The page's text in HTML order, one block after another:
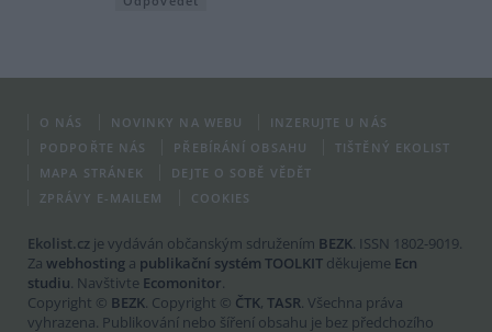
O NÁS NOVINKY NA WEBU
INZERUJTE U NÁS
PODPOŘTE NÁS
PŘEBÍRÁNÍ OBSAHU
TIŠTĚNÝ EKOLIST
MAPA STRÁNEK
DEJTE O SOBĚ VĚDĚT
ZPRÁVY E-MAILEM
COOKIES
Ekolist.cz je vydáván občanským sdružením BEZK. ISSN 1802-9019.
Za webhosting a publikační systém TOOLKIT děkujeme Ecn
studiu. Navštivte Ecomonitor.
Copyright © BEZK. Copyright © ČTK, TASR. Všechna práva
vyhrazena. Publikování nebo šíření obsahu je bez předchozího